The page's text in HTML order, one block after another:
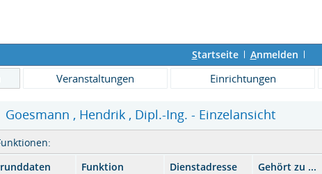
Startseite Anmelden
Veranstaltungen Einrichtungen
Goesmann , Hendrik , Dipl.-Ing. - Einzelansicht
Funktion Dienstadresse Gehört zu ...